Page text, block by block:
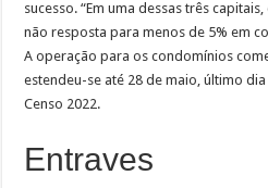
sucesso. “Em uma dessas três
não resposta para menos de 5% em
A operação para os condomínios
estendeu-se até 28 de maio, último
Censo 2022.
Entraves